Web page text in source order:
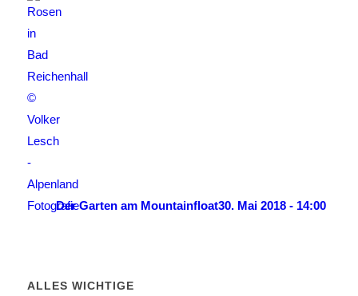
Der Garten am Mountainfloat30. Mai 2018 - 14:00
ALLES WICHTIGE